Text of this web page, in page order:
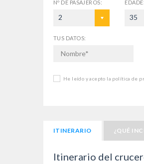
Nº DE PASAJEROS:
2 35
TUS DATOS:
He leído y acepto la política de
ITINERARIO ¿QUÉ
Itinerario del